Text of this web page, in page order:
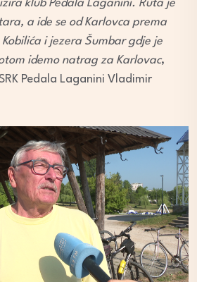
klub Pedala Laganini. Ruta je
a ide se od Karlovca prema
i jezera Šumbar gdje je
idemo natrag za Karlovac,
Pedala Laganini Vladimir